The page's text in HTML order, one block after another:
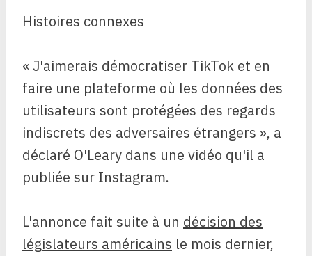
Histoires connexes
« J'aimerais démocratiser TikTok et en
faire une plateforme où les données des
utilisateurs sont protégées des regards
indiscrets des adversaires étrangers », a
déclaré O'Leary dans une vidéo qu'il a
publiée sur Instagram.
L'annonce fait suite à un décision des
législateurs américains le mois dernier,